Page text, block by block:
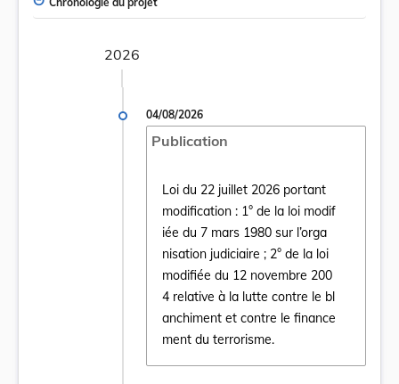
2026
04/08/2026
Publication
Loi du 22 juillet 2026 portant
modification : 1° de la loi modif
iée du 7 mars 1980 sur l’orga
nisation judiciaire ; 2° de la loi
modifiée du 12 novembre 200
4 relative à la lutte contre le bl
anchiment et contre le finance
ment du terrorisme.
Ouvrir le document Loi du 22 juillet 2026